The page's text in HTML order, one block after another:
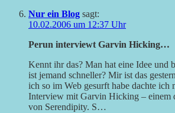
Nur ein Blog sagt:
10.02.2006 um 12:37 Uhr
Perun interviewt Garvin Hicking…
Kennt ihr das? Man hat eine Idee und
ist jemand schneller? Mir ist das
ich so im Web gesurft habe dachte ich
Interview mit Garvin Hicking – einem
von Serendipity. S…